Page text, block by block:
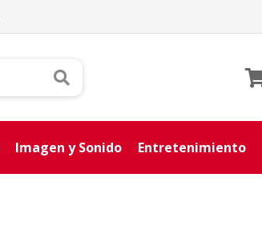
Imagen y Sonido Entretenimiento